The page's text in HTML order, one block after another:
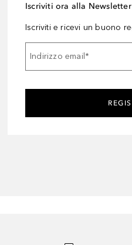
Iscriviti ora alla Newsletter
Iscriviti e ricevi un buono
Indirizzo email*